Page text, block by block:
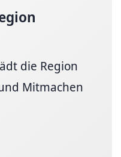
die Region
Mitmachen